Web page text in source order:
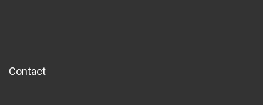
Contact